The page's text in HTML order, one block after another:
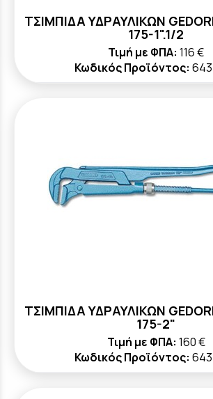
ΤΣΙΜΠΙΔΑ ΥΔΡΑΥΛΙΚΩΝ
175-1".1/2
Τιμή με ΦΠΑ: 116 €
Κωδικός Προϊόντος:
ΤΣΙΜΠΙΔΑ ΥΔΡΑΥΛΙΚΩΝ
175-2"
Τιμή με ΦΠΑ: 160 €
Κωδικός Προϊόντος: